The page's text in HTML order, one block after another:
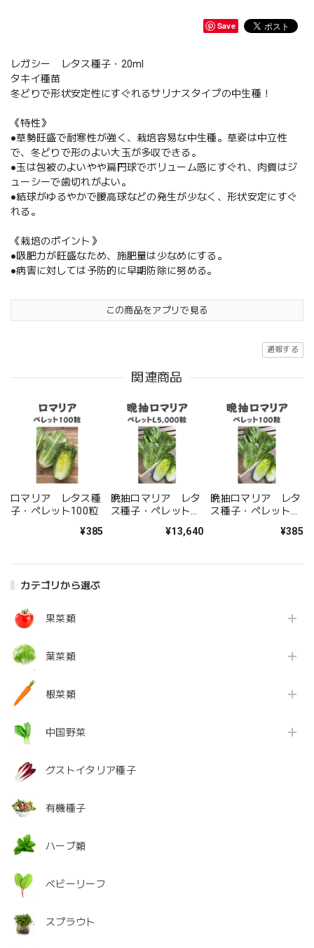
カテゴリから選ぶ
果菜類
葉菜類
根菜類
中国野菜
グストイタリア種子
有機種子
ハーブ類
ベビーリーフ
スプラウト
Save
レガシー レタス種子・20ml
タキイ種苗
冬どりで形状安定性にすぐれるサリナスタイプの中生種！
《特性》
●草勢旺盛で耐寒性が強く、栽培容易な中生種。草姿は中立性
で、冬どりで形のよい大玉が多収できる。
●玉は包被のよいやや扁円球でボリューム感にすぐれ、肉質はジ
ューシーで歯切れがよい。
●結球がゆるやかで腰高球などの発生が少なく、形状安定にすぐ
れる。
《栽培のポイント》
●吸肥力が旺盛なため、施肥量は少なめにする。
●病害に対しては予防的に早期防除に努める。
この商品をアプリで見る
通報する
関連商品
ロマリア レタス種
子・ペレット100粒
¥385
晩抽ロマリア レタ
ス種子・ペレット
¥13,640
晩抽ロマリア レタ
ス種子・ペレット
¥385